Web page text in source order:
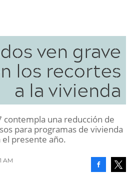
ven grave
los recortes
a la vivienda
contempla una reducción de
para programas de vivienda
presente año.
AM